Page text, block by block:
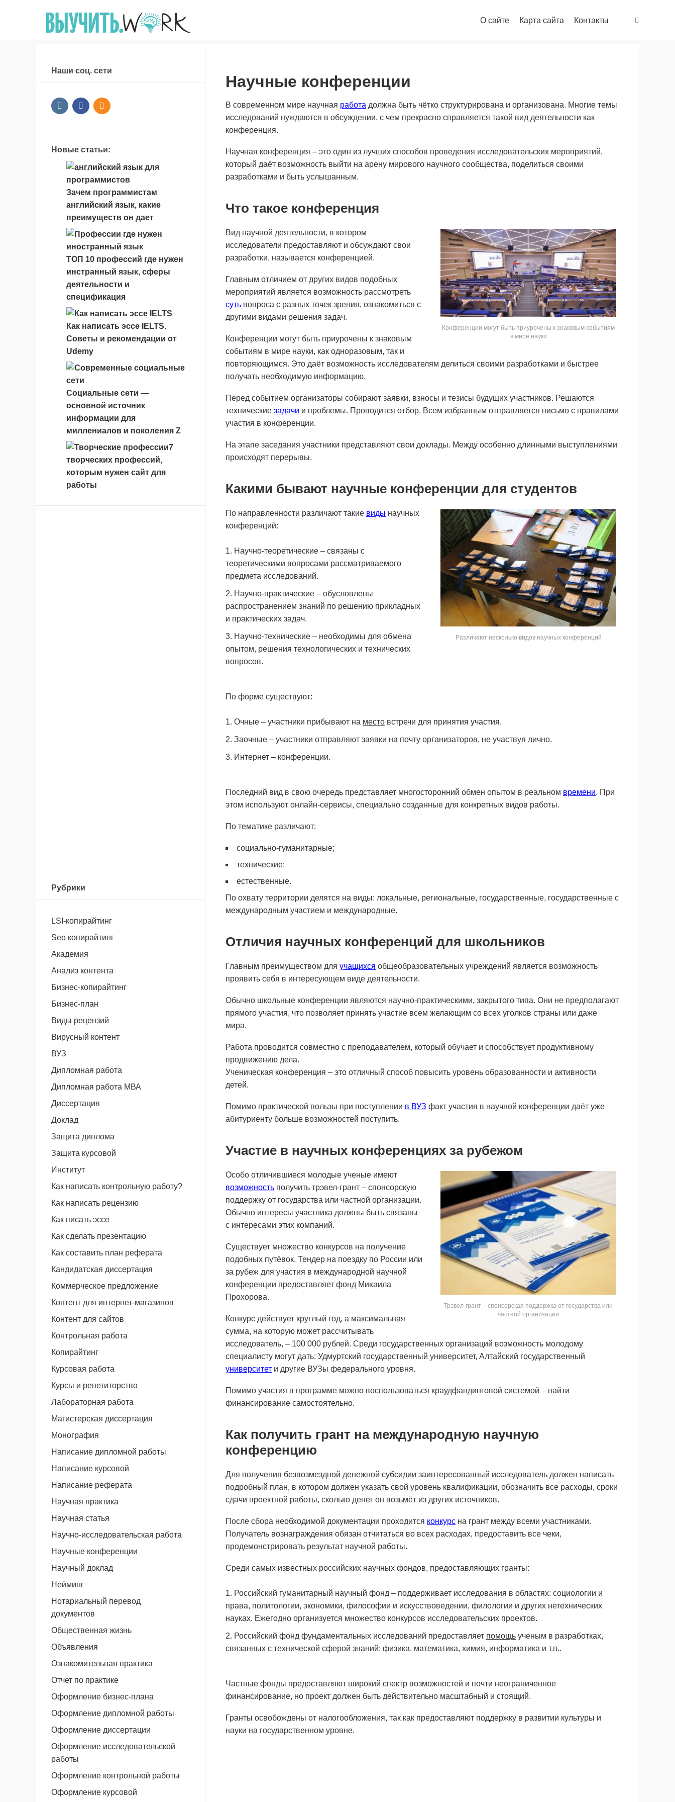
О сайте Карта сайта Контакты
Научные конференции
В современном мире научная работа должна быть чётко структурирована и организована. Многие темы
исследований нуждаются в обсуждении, с чем прекрасно справляется такой вид деятельности как
конференция.
Научная конференция – это один из лучших способов проведения исследовательских мероприятий,
который даёт возможность выйти на арену мирового научного сообщества, поделиться своими
разработками и быть услышанным.
Что такое конференция
Конференции могут быть приурочены к знаковым событиям
в мире науки
Вид научной деятельности, в котором
исследователи предоставляют и обсуждают свои
разработки, называется конференцией.
Главным отличием от других видов подобных
мероприятий является возможность рассмотреть
суть вопроса с разных точек зрения, ознакомиться с
другими видами решения задач.
Конференции могут быть приурочены к знаковым
событиям в мире науки, как одноразовым, так и
повторяющимся. Это даёт возможность исследователям делиться своими разработками и быстрее
получать необходимую информацию.
Перед событием организаторы собирают заявки, взносы и тезисы будущих участников. Решаются
технические задачи и проблемы. Проводится отбор. Всем избранным отправляется письмо с правилами
участия в конференции.
На этапе заседания участники представляют свои доклады. Между особенно длинными выступлениями
происходят перерывы.
Какими бывают научные конференции для студентов
Различают несколько видов научных конференций
По направленности различают такие виды научных
конференций:
Научно-теоретические – связаны с
теоретическими вопросами рассматриваемого
предмета исследований.
Научно-практические – обусловлены
распространением знаний по решению прикладных
и практических задач.
Научно-технические – необходимы для обмена
опытом, решения технологических и технических
вопросов.
По форме существуют:
Очные – участники прибывают на место встречи для принятия участия.
Заочные – участники отправляют заявки на почту организаторов, не участвуя лично.
Интернет – конференции.
Последний вид в свою очередь представляет многосторонний обмен опытом в реальном времени. При
этом используют онлайн-сервисы, специально созданные для конкретных видов работы.
По тематике различают:
социально-гуманитарные;
технические;
естественные.
По охвату территории делятся на виды: локальные, региональные, государственные, государственные с
международным участием и международные.
Отличия научных конференций для школьников
Главным преимуществом для учащихся общеобразовательных учреждений является возможность
проявить себя в интересующем виде деятельности.
Обычно школьные конференции являются научно-практическими, закрытого типа. Они не предполагают
прямого участия, что позволяет принять участие всем желающим со всех уголков страны или даже
мира.
Работа проводится совместно с преподавателем, который обучает и способствует продуктивному
продвижению дела.
Ученическая конференция – это отличный способ повысить уровень образованности и активности
детей.
Помимо практической пользы при поступлении в ВУЗ факт участия в научной конференции даёт уже
абитуриенту больше возможностей поступить.
Участие в научных конференциях за рубежом
Трэвел-грант – спонсорская поддержка от государства или
частной организации
Особо отличившиеся молодые ученые имеют
возможность получить трэвел-грант – спонсорскую
поддержку от государства или частной организации.
Обычно интересы участника должны быть связаны
с интересами этих компаний.
Существует множество конкурсов на получение
подобных путёвок. Тендер на поездку по России или
за рубеж для участия в международной научной
конференции предоставляет фонд Михаила
Прохорова.
Конкурс действует круглый год, а максимальная
сумма, на которую может рассчитывать
исследователь, – 100 000 рублей. Среди государственных организаций возможность молодому
специалисту могут дать: Удмуртский государственный университет, Алтайский государственный
университет и другие ВУЗы федерального уровня.
Помимо участия в программе можно воспользоваться краудфандинговой системой – найти
финансирование самостоятельно.
Как получить грант на международную научную
конференцию
Для получения безвозмездной денежной субсидии заинтересованный исследователь должен написать
подробный план, в котором должен указать свой уровень квалификации, обозначить все расходы, сроки
сдачи проектной работы, сколько денег он возьмёт из других источников.
После сбора необходимой документации проходится конкурс на грант между всеми участниками.
Получатель вознаграждения обязан отчитаться во всех расходах, предоставить все чеки,
продемонстрировать результат научной работы.
Среди самых известных российских научных фондов, предоставляющих гранты:
Российский гуманитарный научный фонд – поддерживает исследования в областях: социологии и
права, политологии, экономики, философии и искусствоведении, филологии и других нетехнических
науках. Ежегодно организуется множество конкурсов исследовательских проектов.
Российский фонд фундаментальных исследований предоставляет помощь ученым в разработках,
связанных с технической сферой знаний: физика, математика, химия, информатика и т.п..
Частные фонды предоставляют широкий спектр возможностей и почти неограниченное
финансирование, но проект должен быть действительно масштабный и стоящий.
Гранты освобождены от налогообложения, так как предоставляют поддержку в развитии культуры и
науки на государственном уровне.
Наши соц. сети
Новые статьи:
Зачем программистам
английский язык, какие
преимуществ он дает
ТОП 10 профессий где нужен
инстранный язык, сферы
деятельности и
спецификация
Как написать эссе IELTS.
Советы и рекомендации от
Udemy
Социальные сети —
основной источник
информации для
миллениалов и поколения Z
7
творческих профессий,
которым нужен сайт для
работы
Рубрики
LSI-копирайтинг
Seo копирайтинг
Академия
Анализ контента
Бизнес-копирайтинг
Бизнес-план
Виды рецензий
Вирусный контент
ВУЗ
Дипломная работа
Дипломная работа МВА
Диссертация
Доклад
Защита диплома
Защита курсовой
Институт
Как написать контрольную работу?
Как написать рецензию
Как писать эссе
Как сделать презентацию
Как составить план реферата
Кандидатская диссертация
Коммерческое предложение
Контент для интернет-магазинов
Контент для сайтов
Контрольная работа
Копирайтинг
Курсовая работа
Курсы и репетиторство
Лабораторная работа
Магистерская диссертация
Монография
Написание дипломной работы
Написание курсовой
Написание реферата
Научная практика
Научная статья
Научно-исследовательская работа
Научные конференции
Научный доклад
Нейминг
Нотариальный перевод
документов
Общественная жизнь
Объявления
Ознакомительная практика
Отчет по практике
Оформление бизнес-плана
Оформление дипломной работы
Оформление диссертации
Оформление исследовательской
работы
Оформление контрольной работы
Оформление курсовой